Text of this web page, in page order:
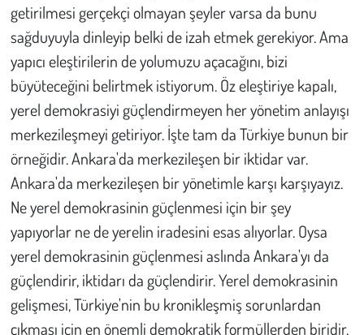
getirilmesi gerçekçi olmayan şeyler varsa da bunu
sağduyuyla dinleyip belki de izah etmek gerekiyor. Ama
yapıcı eleştirilerin de yolumuzu açacağını, bizi
büyüteceğini belirtmek istiyorum. Öz eleştiriye kapalı,
yerel demokrasiyi güçlendirmeyen her yönetim anlayışı
merkezileşmeyi getiriyor. İşte tam da Türkiye bunun bir
örneğidir. Ankara'da merkezileşen bir iktidar var.
Ankara'da merkezileşen bir yönetimle karşı karşıyayız.
Ne yerel demokrasinin güçlenmesi için bir şey
yapıyorlar ne de yerelin iradesini esas alıyorlar. Oysa
yerel demokrasinin güçlenmesi aslında Ankara'yı da
güçlendirir, iktidarı da güçlendirir. Yerel demokrasinin
gelişmesi, Türkiye'nin bu kronikleşmiş sorunlardan
çıkması için en önemli demokratik formüllerden biridir.